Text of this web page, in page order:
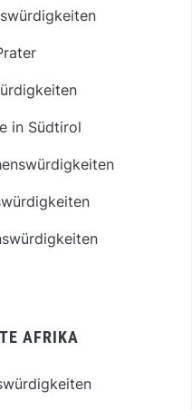
in Südtirol
AFRIKA